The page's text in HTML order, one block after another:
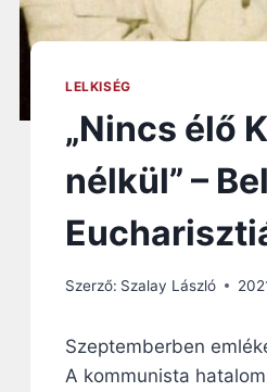
LELKISÉG
„Nincs élő
nélkül” –
Szerző: Szalay László
Szeptemberben
A kommunista